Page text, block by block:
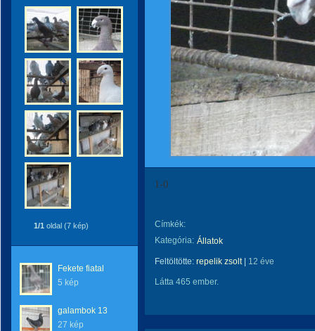
1/1 oldal (7 kép)
Fekete fiatal
5 kép
galambok 13
27 kép
1-0
Címkék:
Kategória: Állatok
Feltöltötte: repelik zsolt| 12 éve
Látta 465 ember.